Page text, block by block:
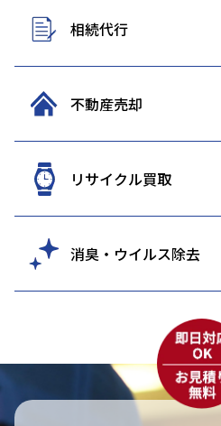
相続代行
不動産売却
リサイクル買取
消臭・ウイルス除去